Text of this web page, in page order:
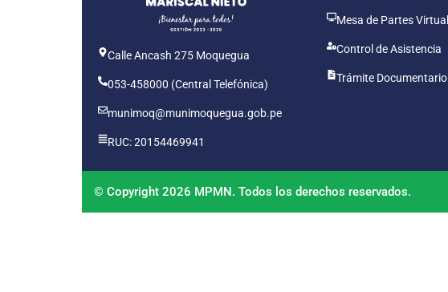
Calle Ancash 275 Moquegua
053-458000 (Central Telefónica)
munimoq@munimoquegua.gob.pe
RUC: 20154469941
Mesa de Partes Virtual
Control de Asistencia
Trámite Documentario
© Copyright 2026 MPMN. Todos los derechos reservados.